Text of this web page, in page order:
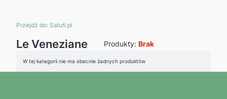
Przejdź do: Saluti.pl
Le Veneziane Produkty: Brak
Lista produktów
W tej kategorii nie ma obecnie żadnych produktów